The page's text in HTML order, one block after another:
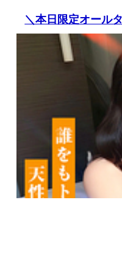
＼本日限定オール